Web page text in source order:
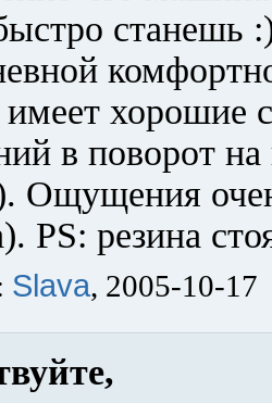
станешь
имеет хорошие
в поворот
Ощущения
PS: резина
Slava, 2005-10-17